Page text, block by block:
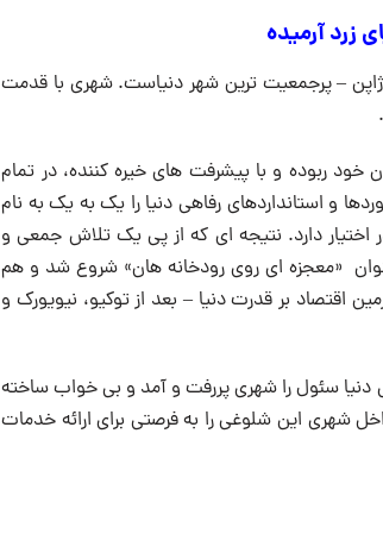
زرد آرمیده
نفر- بعد از توکیو‌ی ژاپن – پرجمعیت ترین شهر دنیاست. شهری با قدمت
ربوده و با پیشرفت های خیره کننده، در تمام
و استانداردهای رفاهی دنیا را یک به یک به نام
اختیار دارد. نتیجه ای که از پی یک تلاش جمعی و
«معجزه ای روی رودخانه هان» شروع شد و هم
ملی، به چهارمین اقتصاد بر قدرت دنیا – بعد از توکیو، نیویورک و
دنیا سئول را شهری پررفت و آمد و بی خواب ساخته
شهری این شلوغی را به فرصتی برای ارائه خدمات